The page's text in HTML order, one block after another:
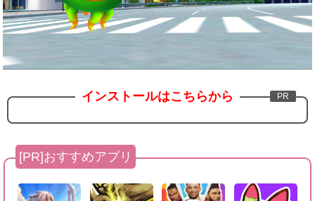
インストールはこちらから